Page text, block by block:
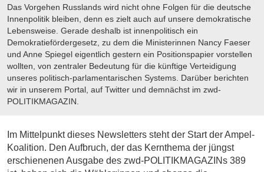
Das Vorgehen Russlands wird nicht ohne Folgen für die deutsche
Innenpolitik bleiben, denn es zielt auch auf unsere demokratische
Lebensweise. Gerade deshalb ist innenpolitisch ein
Demokratiefördergesetz, zu dem die Ministerinnen Nancy Faeser
und Anne Spiegel eigentlich gestern ein Positionspapier vorstellen
wollten, von zentraler Bedeutung für die künftige Verteidigung
unseres politisch-parlamentarischen Systems. Darüber berichten
wir in unserem Portal, auf Twitter und demnächst im zwd-
POLITIKMAGAZIN.
Im Mittelpunkt dieses Newsletters steht der Start der Ampel-
Koalition. Den Aufbruch, der das Kernthema der jüngst
erschienenen Ausgabe des zwd-POLITIKMAGAZINs 389